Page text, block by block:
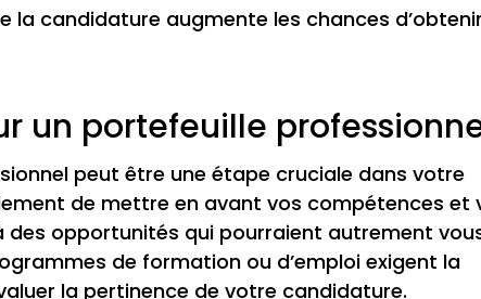
la candidature augmente les chances
un portefeuille
peut être une étape cruciale dans votre
de mettre en avant vos compétences et
des opportunités qui pourraient autrement
de formation ou d’emploi exigent la
la pertinence de votre candidature.